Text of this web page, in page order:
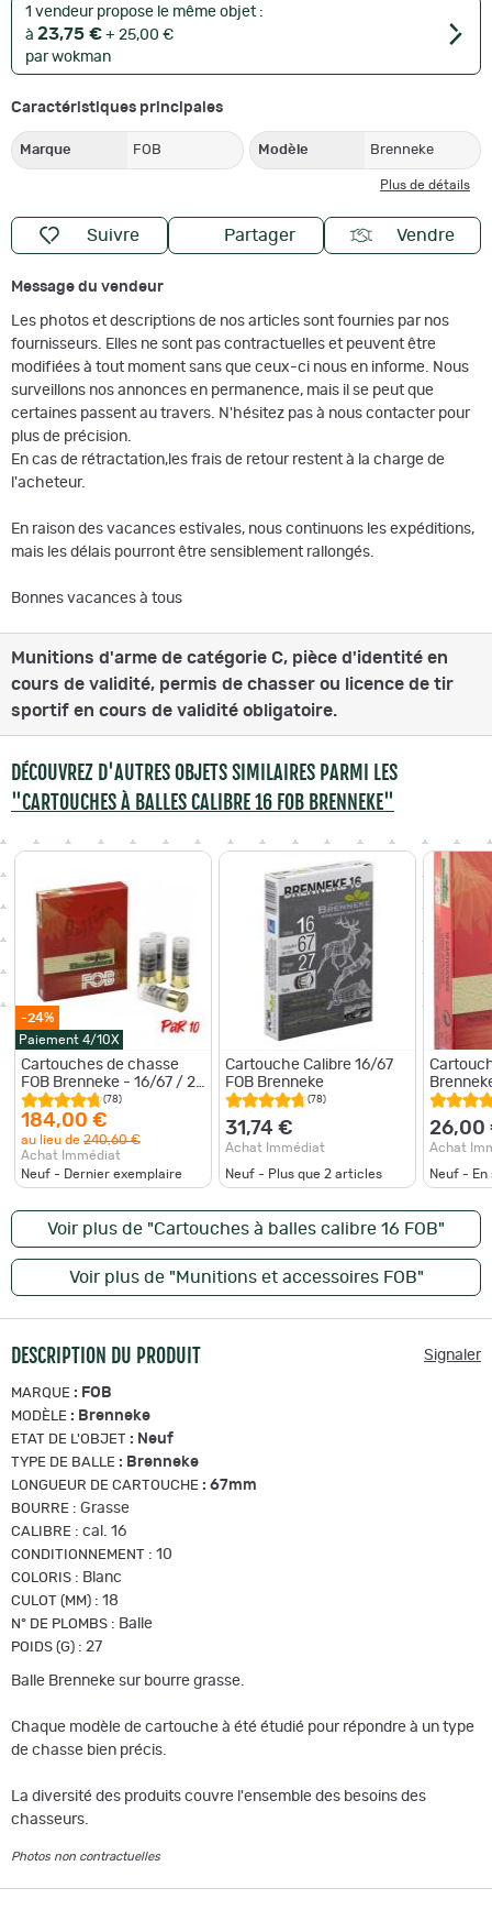
1 vendeur propose le même objet :
à 23,75 € + 25,00 €
par wokman
Caractéristiques principales
Marque FOB Modèle Brenneke
Plus de détails
Suivre Partager Vendre
Message du vendeur
Les photos et descriptions de nos articles sont fournies par nos
fournisseurs. Elles ne sont pas contractuelles et peuvent être
modifiées à tout moment sans que ceux-ci nous en informe. Nous
surveillons nos annonces en permanence, mais il se peut que
certaines passent au travers. N'hésitez pas à nous contacter pour
plus de précision.
En cas de rétractation,les frais de retour restent à la charge de
l'acheteur.
En raison des vacances estivales, nous continuons les expéditions,
mais les délais pourront être sensiblement rallongés.
Bonnes vacances à tous
Munitions d'arme de catégorie C, pièce d'identité en
cours de validité, permis de chasser ou licence de tir
sportif en cours de validité obligatoire.
DÉCOUVREZ D'AUTRES OBJETS SIMILAIRES PARMI LES
"CARTOUCHES À BALLES CALIBRE 16 FOB BRENNEKE"
-24%
Paiement 4/10X
Cartouches de chasse
FOB Brenneke - 16/67 / 27
g / Par 10
(78)
184,00 €
au lieu de 240,60 €
Achat Immédiat
Neuf - Dernier exemplaire
Cartouche Calibre 16/67
FOB Brenneke
(78)
31,74 €
Achat Immédiat
Neuf - Plus que 2 articles
26,00
Achat
Neuf - En
Voir plus de "Cartouches à balles calibre 16 FOB"
Voir plus de "Munitions et accessoires FOB"
DESCRIPTION DU PRODUIT Signaler
MARQUE : FOB
MODÈLE : Brenneke
ETAT DE L'OBJET : Neuf
TYPE DE BALLE : Brenneke
LONGUEUR DE CARTOUCHE : 67mm
BOURRE : Grasse
CALIBRE : cal. 16
CONDITIONNEMENT : 10
COLORIS : Blanc
CULOT (MM) : 18
N° DE PLOMBS : Balle
POIDS (G) : 27
Balle Brenneke sur bourre grasse.
Chaque modèle de cartouche à été étudié pour répondre à un type
de chasse bien précis.
La diversité des produits couvre l'ensemble des besoins des
chasseurs.
Photos non contractuelles